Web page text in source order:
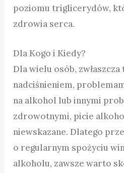
poziomu triglicerydów,
zdrowia serca.
Dla Kogo i Kiedy?
Dla wielu osób,
nadciśnieniem,
na alkohol lub innymi
zdrowotnymi, picie
niewskazane. Dlatego
o regularnym spożyciu
alkoholu, zawsze warto